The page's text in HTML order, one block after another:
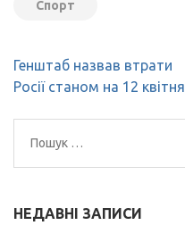
Спорт
Навігація
записів
Генштаб назвав втрати
Росії станом на 12 квітня
Пошук:
НЕДАВНІ ЗАПИСИ